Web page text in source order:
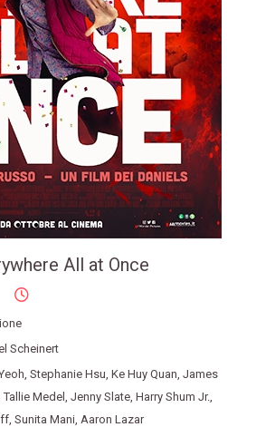
All at Once
Scheinert
, Stephanie Hsu, Ke Huy Quan, James
Tallie Medel , Jenny Slate, Harry Shum Jr.,
, Sunita Mani, Aaron Lazar